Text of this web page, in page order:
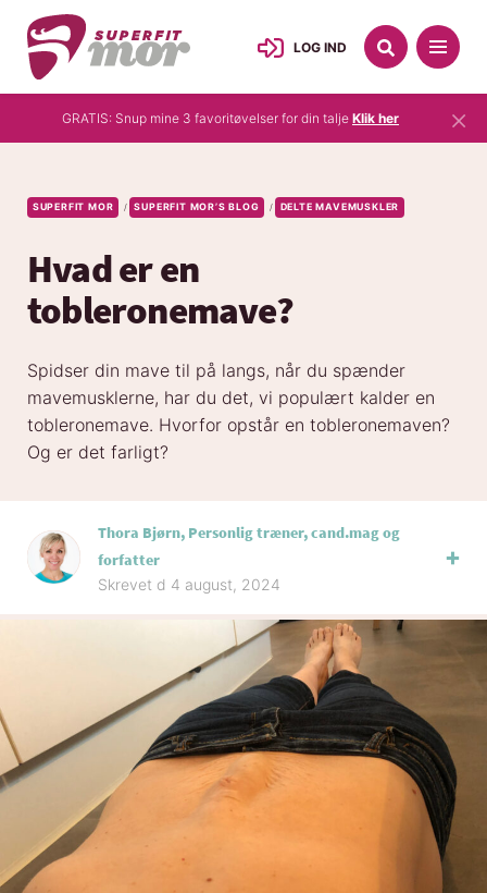
LOG IND
GRATIS: Snup mine 3 favoritøvelser for din talje Klik her ×
SUPERFIT MOR / SUPERFIT MOR’S BLOG / DELTE MAVEMUSKLER
Hvad er en
tobleronemave?
Spidser din mave til på langs, når du spænder
mavemusklerne, har du det, vi populært kalder en
tobleronemave. Hvorfor opstår en tobleronemaven?
Og er det farligt?
Thora Bjørn, Personlig træner, cand.mag og
forfatter
Skrevet d 4 august, 2024